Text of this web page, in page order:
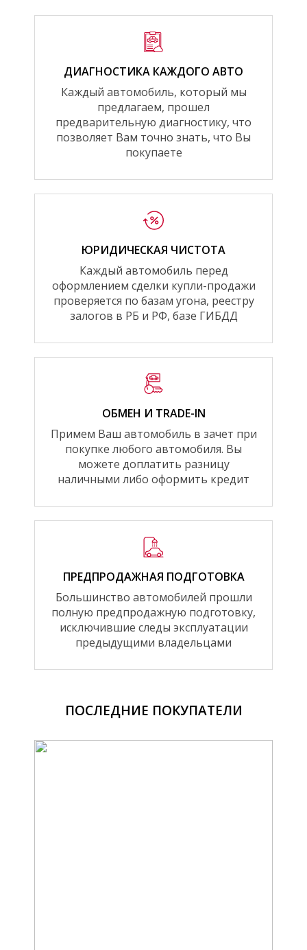
ДИАГНОСТИКА КАЖДОГО АВТО
Каждый автомобиль, который мы
предлагаем, прошел
предварительную диагностику, что
позволяет Вам точно знать, что Вы
покупаете
ЮРИДИЧЕСКАЯ ЧИСТОТА
Каждый автомобиль перед
оформлением сделки купли-продажи
проверяется по базам угона, реестру
залогов в РБ и РФ, базе ГИБДД
ОБМЕН И TRADE-IN
Примем Ваш автомобиль в зачет при
покупке любого автомобиля. Вы
можете доплатить разницу
наличными либо оформить кредит
ПРЕДПРОДАЖНАЯ ПОДГОТОВКА
Большинство автомобилей прошли
полную предпродажную подготовку,
исключившие следы эксплуатации
предыдущими владельцами
ПОСЛЕДНИЕ ПОКУПАТЕЛИ